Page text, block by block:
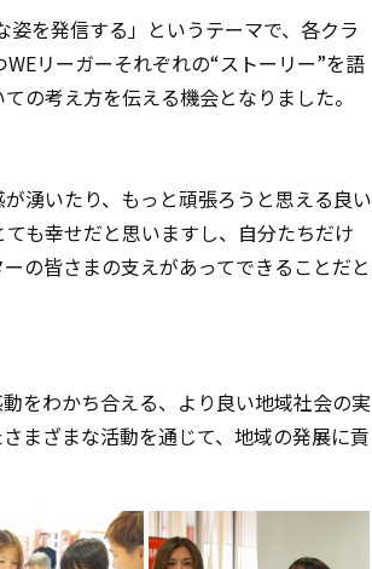
姿を発信する」というテーマで、各クラ
リーガーそれぞれの“ストーリー”を語
の考え方を伝える機会となりました。
湧いたり、もっと頑張ろうと思える良い
も幸せだと思いますし、自分たちだけ
の皆さまの支えがあってできることだと
をわかち合える、より良い地域社会の実
まざまな活動を通じて、地域の発展に貢